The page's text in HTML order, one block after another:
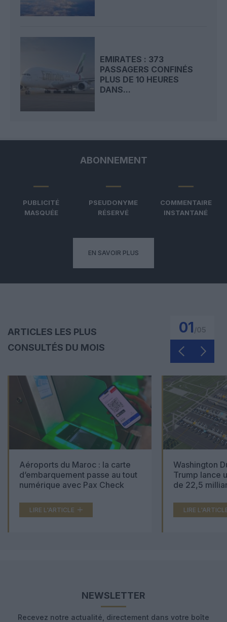
EMIRATES : 373
PASSAGERS CONFINÉS
PLUS DE 10 HEURES
DANS...
ABONNEMENT
PUBLICITÉ
MASQUÉE
PSEUDONYME
RÉSERVÉ
COMMENTAIRE
INSTANTANÉ
EN SAVOIR PLUS
ARTICLES LES PLUS
CONSULTÉS DU MOIS
01
Aéroports du Maroc : la carte
d’embarquement passe au tout
numérique avec Pax Check
LIRE L'ARTICLE
Washington
Trump lance
de 22,5
LIRE
NEWSLETTER
Recevez notre actualité, directement dans votre boîte